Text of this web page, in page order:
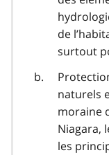
de
surtout
naturels
moraine
Niagara,
les